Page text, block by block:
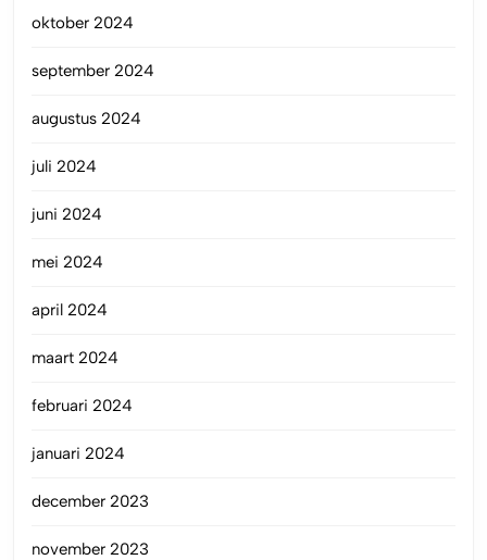
oktober 2024
september 2024
augustus 2024
juli 2024
juni 2024
mei 2024
april 2024
maart 2024
februari 2024
januari 2024
december 2023
november 2023